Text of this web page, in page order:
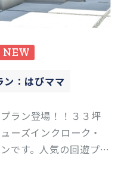
NEW
ン：はぴママ
ラン登場！！３３坪
ーズインクローク・
です。人気の回遊プラ